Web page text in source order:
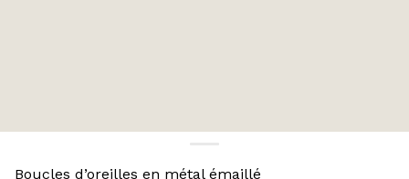
Boucles d’oreilles en métal émaillé